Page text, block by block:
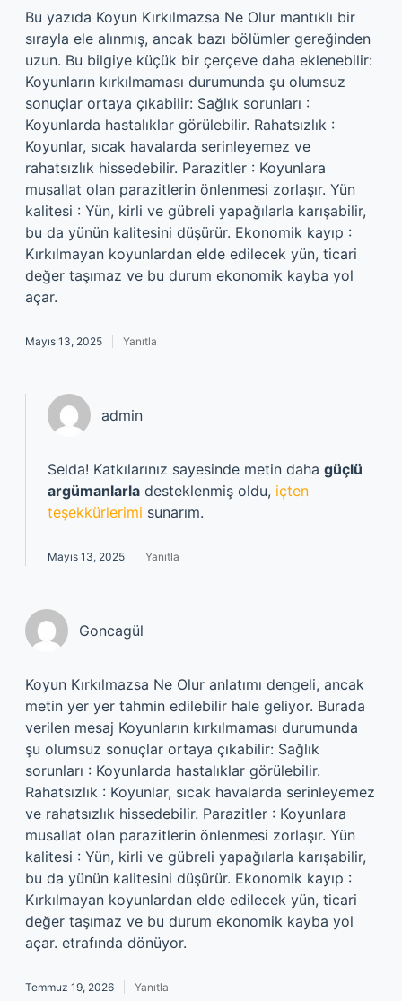
Bu yazıda Koyun Kırkılmazsa Ne Olur mantıklı bir
sırayla ele alınmış, ancak bazı bölümler gereğinden
uzun. Bu bilgiye küçük bir çerçeve daha eklenebilir:
Koyunların kırkılmaması durumunda şu olumsuz
sonuçlar ortaya çıkabilir: Sağlık sorunları :
Koyunlarda hastalıklar görülebilir. Rahatsızlık :
Koyunlar, sıcak havalarda serinleyemez ve
rahatsızlık hissedebilir. Parazitler : Koyunlara
musallat olan parazitlerin önlenmesi zorlaşır. Yün
kalitesi : Yün, kirli ve gübreli yapağılarla karışabilir,
bu da yünün kalitesini düşürür. Ekonomik kayıp :
Kırkılmayan koyunlardan elde edilecek yün, ticari
değer taşımaz ve bu durum ekonomik kayba yol
açar.
Mayıs 13, 2025 Yanıtla
admin
Selda! Katkılarınız sayesinde metin daha güçlü
argümanlarla desteklenmiş oldu, içten
teşekkürlerimi sunarım.
Mayıs 13, 2025 Yanıtla
Goncagül
Koyun Kırkılmazsa Ne Olur anlatımı dengeli, ancak
metin yer yer tahmin edilebilir hale geliyor. Burada
verilen mesaj Koyunların kırkılmaması durumunda
şu olumsuz sonuçlar ortaya çıkabilir: Sağlık
sorunları : Koyunlarda hastalıklar görülebilir.
Rahatsızlık : Koyunlar, sıcak havalarda serinleyemez
ve rahatsızlık hissedebilir. Parazitler : Koyunlara
musallat olan parazitlerin önlenmesi zorlaşır. Yün
kalitesi : Yün, kirli ve gübreli yapağılarla karışabilir,
bu da yünün kalitesini düşürür. Ekonomik kayıp :
Kırkılmayan koyunlardan elde edilecek yün, ticari
değer taşımaz ve bu durum ekonomik kayba yol
açar. etrafında dönüyor.
Temmuz 19, 2026 Yanıtla